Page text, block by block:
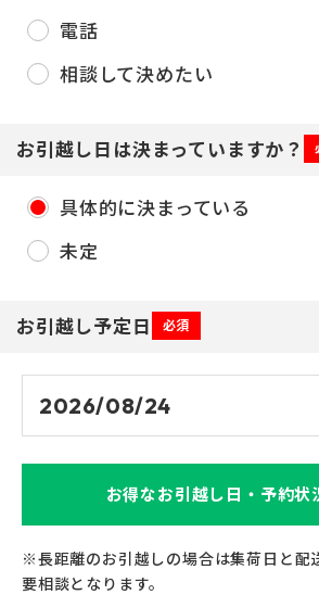
電話
相談して決めたい
お引越し日は決まっていますか？
具体的に決まっている
未定
お引越し予定日 必須
お得なお引越し日・予約状
※長距離のお引越しの場合は集荷日と配
要相談となります。